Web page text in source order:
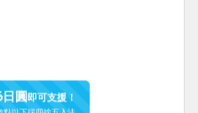
圓即可支援！